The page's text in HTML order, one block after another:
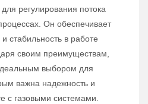
регулирования потока
Он обеспечивает
стабильность в работе
своим преимуществам,
выбором для
важна надежность и
с газовыми системами.